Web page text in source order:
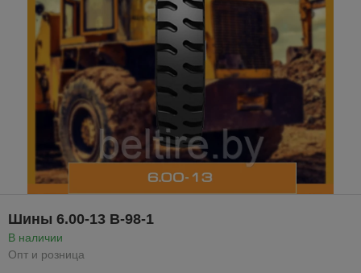
Шины 6.00-13 B-98-1
В наличии
Опт и розница